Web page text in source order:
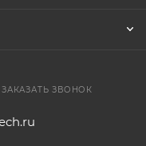
ЗАКАЗАТЬ ЗВОНОК